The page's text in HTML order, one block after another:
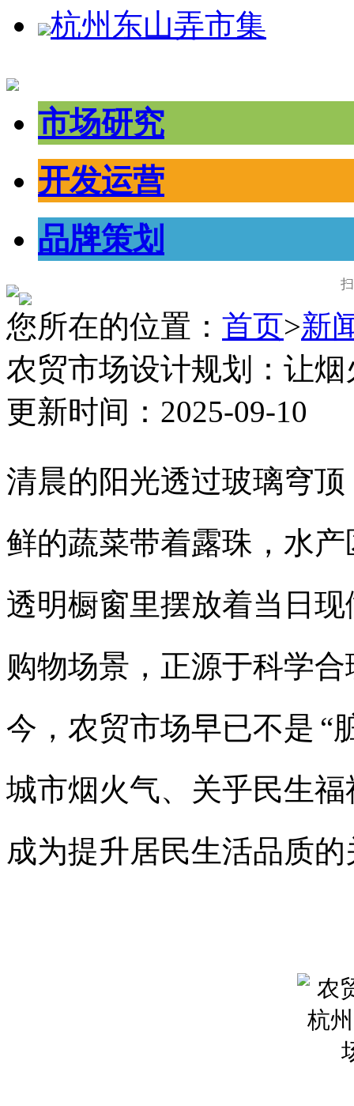
杭州东山弄市集
市场研究
开发运营
品牌策划
您所在的位置： 首页>新
农贸市场设计规划：让
更新时间：2025-09-10
清晨的阳光透过玻璃穹
鲜的蔬菜带着露珠，水
透明橱窗里摆放着当日
购物场景，正源于科学合
今，农贸市场早已不是 “
城市烟火气、关乎民生
成为提升居民生活品质